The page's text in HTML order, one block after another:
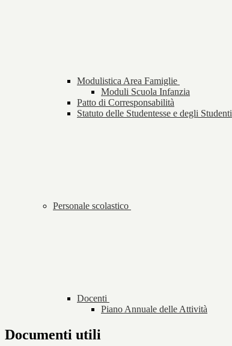
Modulistica Area Famiglie
Moduli Scuola Infanzia
Patto di Corresponsabilità
Statuto delle Studentesse e degli Studenti
Personale scolastico
Docenti
Piano Annuale delle Attività
Documenti utili